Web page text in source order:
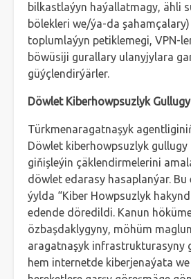
bilkastlaýyn haýallatmagy, ähli
bölekleri we/ýa-da
toplumlaýyn petiklemegi, VPN-
böwüsiji gurallary ulanyjylara
güýçlendirýärler.
Döwlet Kiberhowpsuzlyk Gullugy
Türkmenaragatnaşyk
Döwlet kiberhowpsuzlyk
giňişleýin çäklendirmelerini
döwlet edarasy hasaplanýar.
ýylda “Kiber Howpsuzlyk
edende döredildi. Kanun
özbaşdaklygyny, möhüm
aragatnaşyk infrastrukturasyny
hem internetde kiberjenaýata